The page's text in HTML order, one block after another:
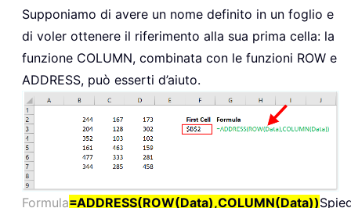
Supponiamo di avere un nome definito in un foglio e
di voler ottenere il riferimento alla sua prima cella: la
funzione COLUMN, combinata con le funzioni ROW e
ADDRESS, può esserti d’aiuto.
Formula=ADDRESS(ROW(Data),COLUMN(Data))